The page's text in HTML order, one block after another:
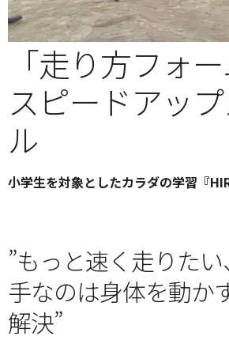
「走り方フォー
スピードアッ
ル
小学生を対象としたカラダの学習『
”もっと速く走りた
手なのは身体を動か
解決”